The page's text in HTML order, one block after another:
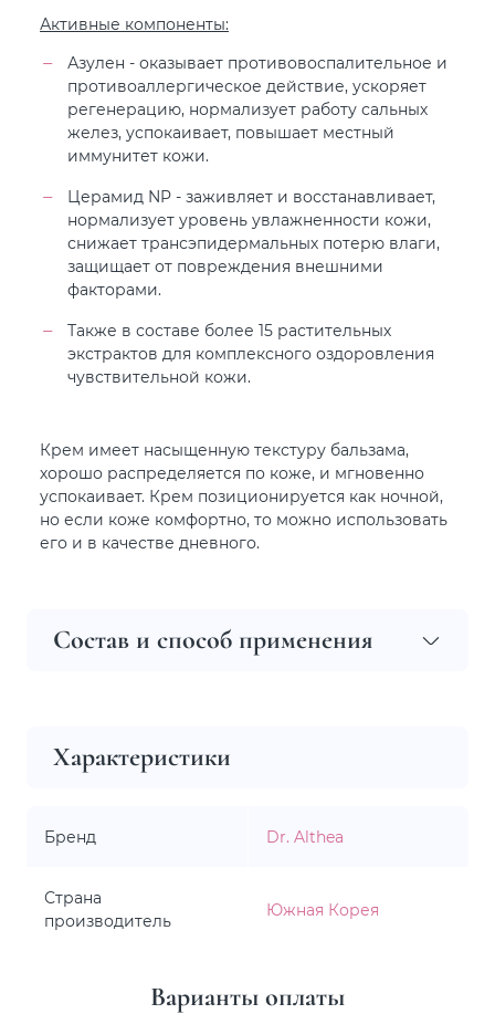
Активные компоненты:
Азулен - оказывает противовоспалительное и
противоаллергическое действие, ускоряет
регенерацию, нормализует работу сальных
желез, успокаивает, повышает местный
иммунитет кожи.
Церамид NP - заживляет и восстанавливает,
нормализует уровень увлажненности кожи,
снижает трансэпидермальных потерю влаги,
защищает от повреждения внешними
факторами.
Также в составе более 15 растительных
экстрактов для комплексного оздоровления
чувствительной кожи.
Крем имеет насыщенную текстуру бальзама,
хорошо распределяется по коже, и мгновенно
успокаивает. Крем позиционируется как ночной,
но если коже комфортно, то можно использовать
его и в качестве дневного.
Состав и способ применения
Характеристики
Бренд Dr. Althea
Страна
производитель
Южная Корея
Варианты оплаты